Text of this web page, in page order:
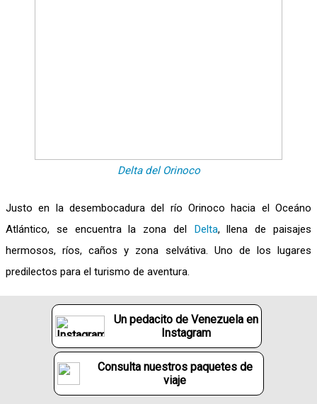
Delta del Orinoco
Justo en la desembocadura del río Orinoco hacia el Oceáno
Atlántico, se encuentra la zona del Delta, llena de paisajes
hermosos, ríos, caños y zona selvátiva. Uno de los lugares
predilectos para el turismo de aventura.
Un pedacito de Venezuela en
Instagram
Consulta nuestros paquetes de
viaje